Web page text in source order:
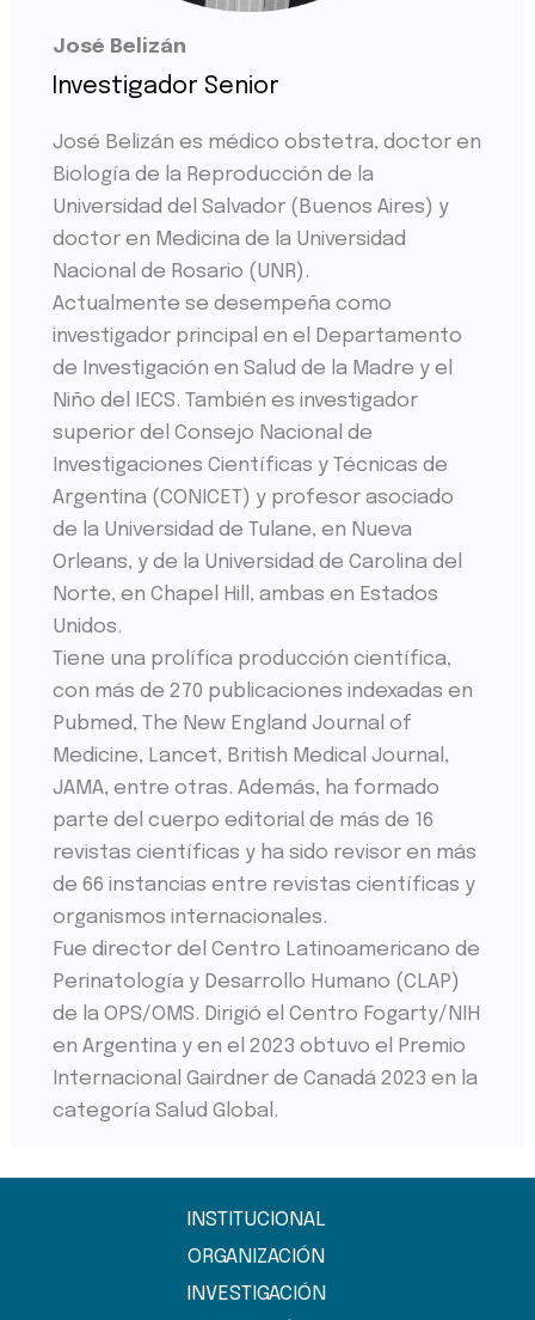
José Belizán
Investigador Senior
José Belizán es médico obstetra, doctor en
Biología de la Reproducción de la
Universidad del Salvador (Buenos Aires) y
doctor en Medicina de la Universidad
Nacional de Rosario (UNR).
Actualmente se desempeña como
investigador principal en el Departamento
de Investigación en Salud de la Madre y el
Niño del IECS. También es investigador
superior del Consejo Nacional de
Investigaciones Científicas y Técnicas de
Argentina (CONICET) y profesor asociado
de la Universidad de Tulane, en Nueva
Orleans, y de la Universidad de Carolina del
Norte, en Chapel Hill, ambas en Estados
Unidos.
Tiene una prolífica producción científica,
con más de 270 publicaciones indexadas en
Pubmed, The New England Journal of
Medicine, Lancet, British Medical Journal,
JAMA, entre otras. Además, ha formado
parte del cuerpo editorial de más de 16
revistas científicas y ha sido revisor en más
de 66 instancias entre revistas científicas y
organismos internacionales.
Fue director del Centro Latinoamericano de
Perinatología y Desarrollo Humano (CLAP)
de la OPS/OMS. Dirigió el Centro Fogarty/NIH
en Argentina y en el 2023 obtuvo el Premio
Internacional Gairdner de Canadá 2023 en la
categoría Salud Global.
INSTITUCIONAL
ORGANIZACIÓN
INVESTIGACIÓN